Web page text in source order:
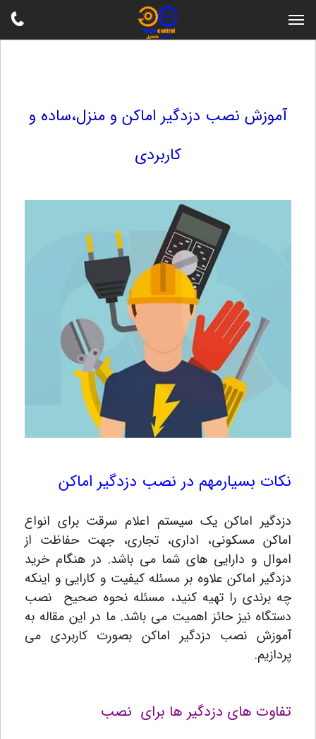
آموزش نصب دزدگیر اماکن و منزل،ساده و
کاربردی
نکات بسیارمهم در نصب دزدگیر اماکن
دزدگیر اماکن یک سیستم اعلام سرقت برای انواع
اماکن مسکونی، اداری، تجاری، جهت حفاظت از
اموال و دارایی های شما می باشد. در هنگام خرید
دزدگیر اماکن علاوه بر مسئله کیفیت و کارایی و اینکه
چه برندی را تهیه کنید، مسئله نحوه صحیح نصب
دستگاه نیز حائز اهمیت می باشد. ما در این مقاله به
آموزش نصب دزدگیر اماکن بصورت کاربردی می
پردازیم.
تفاوت های دزدگیر ها برای نصب